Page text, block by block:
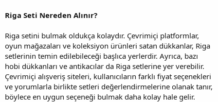
Riga Seti Nereden Alınır?
Riga setini bulmak oldukça kolaydır. Çevrimiçi platformlar,
oyun mağazaları ve koleksiyon ürünleri satan dükkanlar, Riga
setlerinin temin edilebileceği başlıca yerlerdir. Ayrıca, bazı
hobi dükkanları ve antikacılar da Riga setlerine yer verebilir.
Çevrimiçi alışveriş siteleri, kullanıcıların farklı fiyat seçenekleri
ve yorumlarla birlikte setleri değerlendirmelerine olanak tanır,
böylece en uygun seçeneği bulmak daha kolay hale gelir.